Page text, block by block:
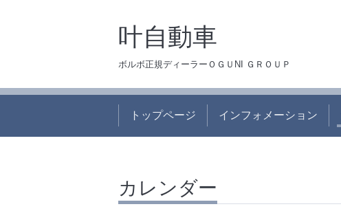
叶自動車
ボルボ正規ディーラーＯＧＵNI ＧＲＯＵＰ
トップページ インフォメーション
カレンダー